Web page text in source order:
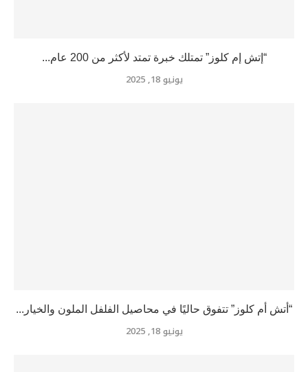
“إتش إم كلوز” تمتلك خبرة تمتد لأكثر من 200 عام...
يونيو 18, 2025
“أتش أم كلوز” تتفوق حاليًا في محاصيل الفلفل الملون والخيار...
يونيو 18, 2025